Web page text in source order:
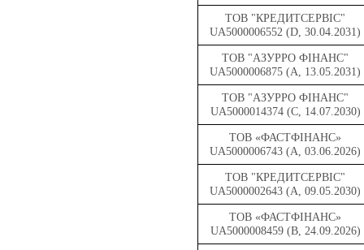
ТОВ "КРЕДИТСЕРВІС"
UA5000006552 (D, 30.04.2031)
ТОВ "АЗУРРО ФІНАНС"
UA5000006875 (A, 13.05.2031)
ТОВ "АЗУРРО ФІНАНС"
UA5000014374 (C, 14.07.2030)
ТОВ «ФАСТФІНАНС»
UA5000006743 (A, 03.06.2026)
ТОВ "КРЕДИТСЕРВІС"
UA5000002643 (A, 09.05.2030)
ТОВ «ФАСТФІНАНС»
UA5000008459 (B, 24.09.2026)